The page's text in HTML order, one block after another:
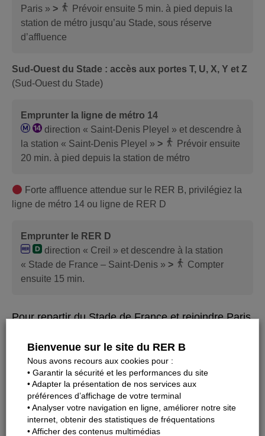
Paris » >
Prévoir ensuite 5 min. à pied depuis la
station de métro jusqu’au Stade, sous réserve
d’affluence
Sud-Ouest du Stade : accès aux portes T, U, X, Y et Z
(Sud-Ouest du Stade)
Emprunter la ligne de métro 14
direction « Saint-Denis Pleyel » et descendre à
la station « Saint-Denis Pleyel » >
Prévoir ensuite
20 min. à pied depuis la station de métro
Forte affluence attendue sur le RER B, privilégiez la
ligne de métro 14 ou ligne de RER D
Emprunter le RER D
direction « Creil » et descendre à la station
« Stade de France – Saint-Denis » >
Compter
ensuite 15 min.
Pour repartir du Stade de France et rejoindre Paris
Depuis les portes A, B, C, D, E, G et H (Est du Stade)
Emprunter au choix pour rejoindre Paris
Compter 25 min. de marche pour rejoindre la
gare RER depuis le Stade
Bienvenue sur le site du RER B
Nous avons recours aux cookies pour :
• Garantir la sécurité et les performances du site
• Adapter la présentation de nos services aux
préférences d’affichage de votre terminal
• Analyser votre navigation en ligne, améliorer notre site
internet, obtenir des statistiques de fréquentations
• Afficher des contenus multimédias